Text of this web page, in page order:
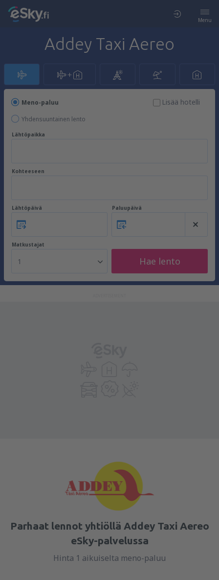
Menu
Addey Taxi Aereo
Meno-paluu
Yhdensuuntainen lento
Lisää hotelli
Lähtöpaikka
Kohteeseen
Lähtöpäivä Paluupäivä
Matkustajat
1 Hae lento
Parhaat lennot yhtiöllä Addey Taxi Aereo
eSky-palvelussa
Hinta 1 aikuiselta meno-paluu